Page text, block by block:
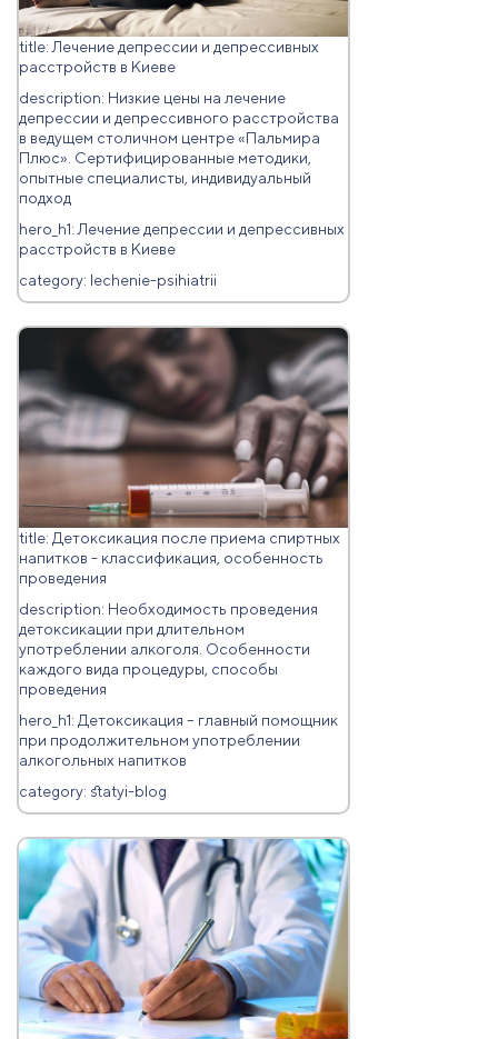
title: Лечение депрессии и депрессивных
расстройств в Киеве
description: Низкие цены на лечение
депрессии и депрессивного расстройства
в ведущем столичном центре «Пальмира
Плюс». Сертифицированные методики,
опытные специалисты, индивидуальный
подход
hero_h1: Лечение депрессии и депрессивных
расстройств в Киеве
category: lechenie-psihiatrii
title: Детоксикация после приема спиртных
напитков - классификация, особенность
проведения
description: Необходимость проведения
детоксикации при длительном
употреблении алкоголя. Особенности
каждого вида процедуры, способы
проведения
hero_h1: Детоксикация – главный помощник
при продолжительном употреблении
алкогольных напитков
category: statyi-blog